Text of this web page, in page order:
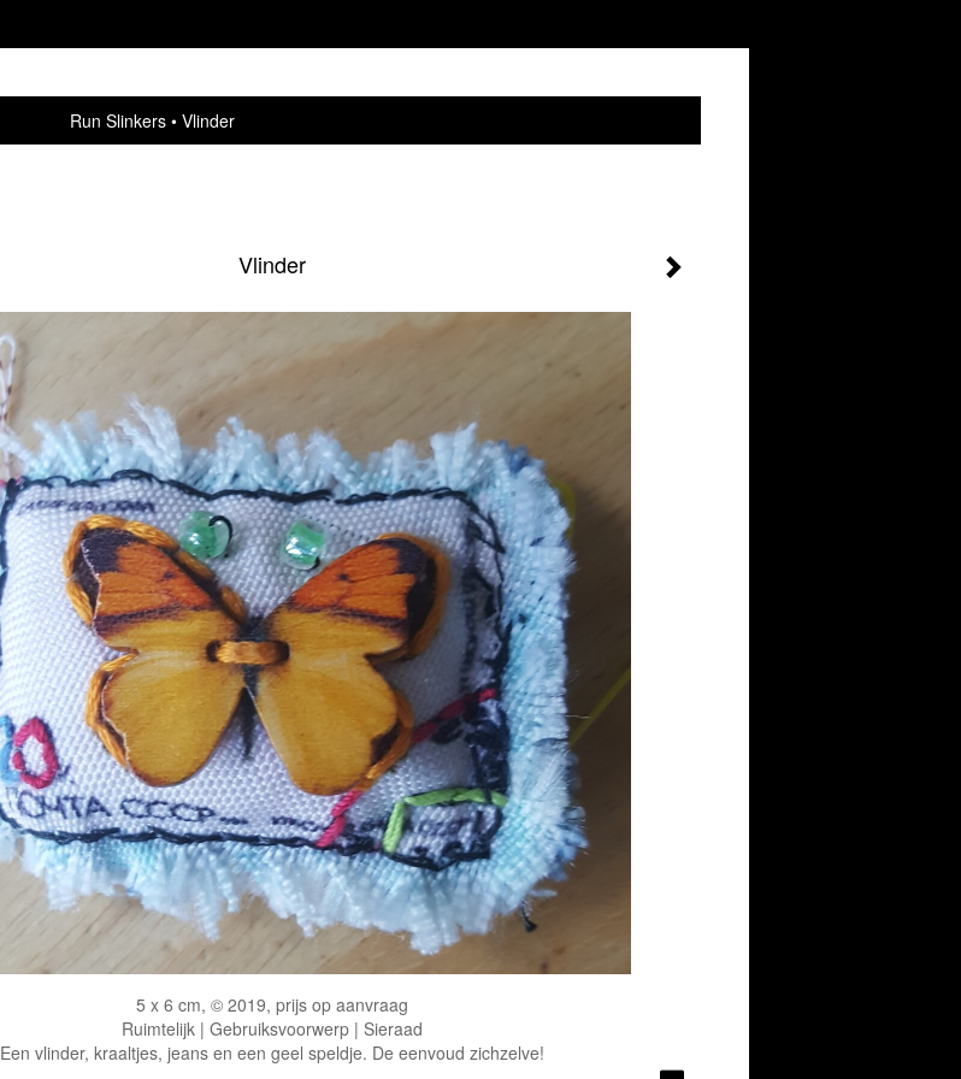
Run Slinkers
Vlinder
Vlinder
5 x 6 cm, © 2019, prijs op aanvraag
Ruimtelijk | Gebruiksvoorwerp | Sieraad
Een vlinder, kraaltjes, jeans en een geel speldje. De eenvoud zichzelve!